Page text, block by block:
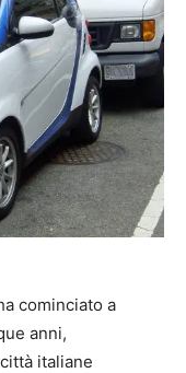
cominciato a
anni,
italiane